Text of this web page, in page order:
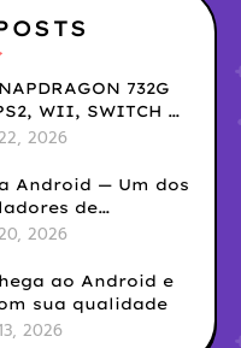
732G
WII, SWITCH E
2026
Android — Um dos
de
2026
ao Android e
sua qualidade
2026